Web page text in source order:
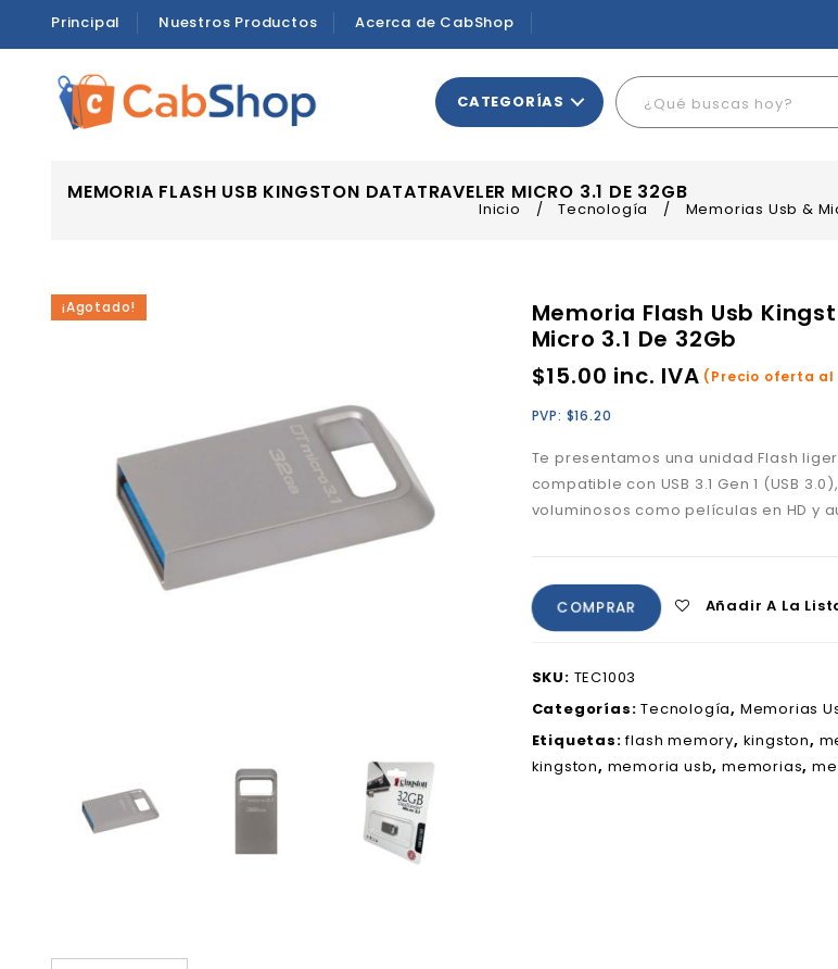
Principal Nuestros Productos Acerca de CabShop
CATEGORÍAS
MEMORIA FLASH USB KINGSTON DATATRAVELER MICRO 3.1 DE 32GB
Inicio / Tecnología / Memorias Usb &
¡Agotado!
Memoria Flash Usb
Micro 3.1 De 32Gb
$15.00 inc. IVA (Precio oferta
PVP: $16.20
Te presentamos una unidad Flash
compatible con USB 3.1 Gen 1 (USB
voluminosos como películas en HD y
COMPRAR Añadir A La
SKU: TEC1003
Categorías:Tecnología, Memorias
Etiquetas:flash memory, kingston,
kingston, memoria usb, memorias,